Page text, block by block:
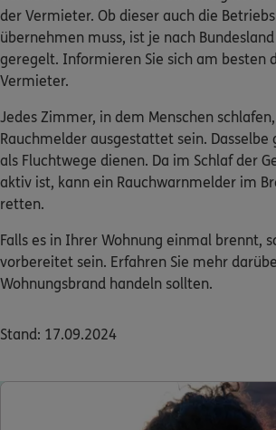
übernehmen muss, ist je nach Bundesland
geregelt. Informieren Sie sich am besten
Vermieter.
Jedes Zimmer, in dem Menschen
Rauchmelder ausgestattet sein. Dasselbe
als Fluchtwege dienen. Da im Schlaf der
aktiv ist, kann ein Rauchwarnmelder im
retten.
Falls es in Ihrer Wohnung einmal brennt,
vorbereitet sein. Erfahren Sie mehr
Wohnungsbrand handeln sollten.